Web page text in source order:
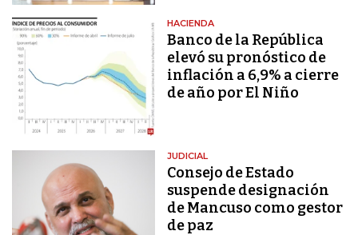
HACIENDA
Banco de la República
elevó su pronóstico de
inflación a 6,9% a cierre
de año por El Niño
JUDICIAL
Consejo de Estado
suspende designación
de Mancuso como gestor
de paz